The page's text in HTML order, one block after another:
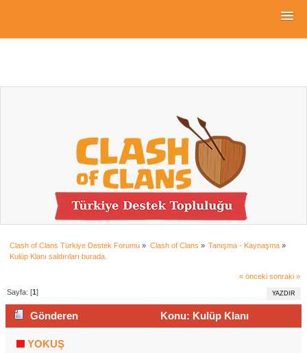
Clash of Clans Türkiye Destek Forumu » Clash of Clans » Tanışma - Kaynaşma»
Kulüp Klanı saldırıları burada.
« önceki sonraki »
YAZDIR
Sayfa: [1]
Gönderen
Konu: Kulüp Klanı
saldırıları burada. (Okunma sayısı 894 defa)
YOKUŞ